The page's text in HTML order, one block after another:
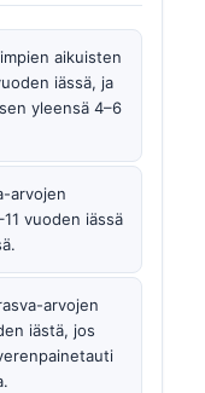
aikuisten
iässä, ja
yleensä 4–6
arvojen
vuoden iässä
arvojen
iästä, jos